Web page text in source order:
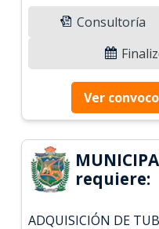
Consultoría
Ver
requiere:
ADQUISICIÓN DE